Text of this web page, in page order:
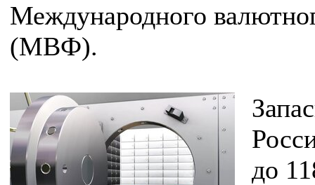
Международного
(МВФ).
до